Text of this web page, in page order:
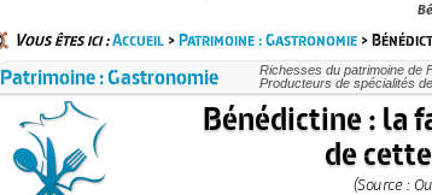
Vous êtes ici :Accueil>Patrimoine : Gastronomie>
Patrimoine : Gastronomie
Richesses du patrimoine de
Producteurs de spécialités
Bénédictine : la
de
(Source :